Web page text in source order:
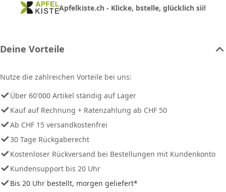
Apfelkiste.ch - Klicke, bstelle, glücklich sii!
Deine Vorteile
Nutze die zahlreichen Vorteile bei uns:
Über 60'000 Artikel ständig auf Lager
Kauf auf Rechnung + Ratenzahlung ab CHF 50
Ab CHF 15 versandkostenfrei
30 Tage Rückgaberecht
Kostenloser Rückversand bei Bestellungen mit Kundenkonto
Kundensupport bis 20 Uhr
Bis 20 Uhr bestellt, morgen geliefert*